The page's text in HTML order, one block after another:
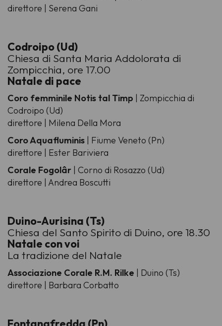
direttore | Serena Gani
Codroipo (Ud)
Chiesa di Santa Maria Addolorata di
Zompicchia, ore 17.00
Natale di pace
Coro femminile Notis tal Timp | Zompicchia di
Codroipo (Ud)
direttore | Milena Della Mora
Coro Aquafluminis | Fiume Veneto (Pn)
direttore | Ester Bariviera
Corale Fogolâr | Corno di Rosazzo (Ud)
direttore | Andrea Boscutti
Duino-Aurisina (Ts)
Chiesa del Santo Spirito di Duino, ore 18.30
Natale con voi
La tradizione del Natale
Associazione Corale R.M. Rilke | Duino (Ts)
direttore | Barbara Corbatto